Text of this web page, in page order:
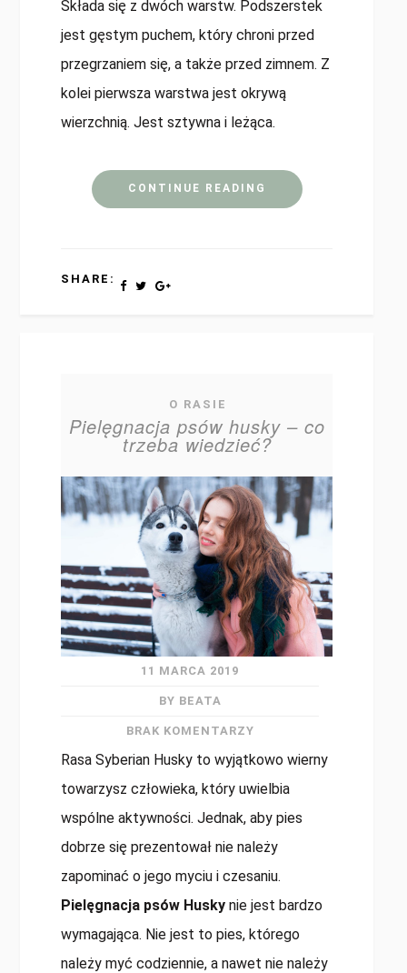
Składa się z dwóch warstw. Podszerstek
jest gęstym puchem, który chroni przed
przegrzaniem się, a także przed zimnem. Z
kolei pierwsza warstwa jest okrywą
wierzchnią. Jest sztywna i leżąca.
CONTINUE READING
SHARE:
O RASIE
Pielęgnacja psów husky – co
trzeba wiedzieć?
11 MARCA 2019
BY BEATA
BRAK KOMENTARZY
Rasa Syberian Husky to wyjątkowo wierny
towarzysz człowieka, który uwielbia
wspólne aktywności. Jednak, aby pies
dobrze się prezentował nie należy
zapominać o jego myciu i czesaniu.
Pielęgnacja psów Husky nie jest bardzo
wymagająca. Nie jest to pies, którego
należy myć codziennie, a nawet nie należy